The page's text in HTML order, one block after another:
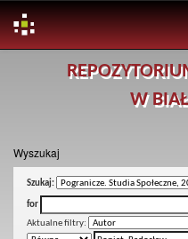
W
Wyszukaj
Szukaj:
for
Aktualne filtry: